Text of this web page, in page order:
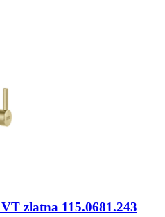
zlatna 115.0681.243